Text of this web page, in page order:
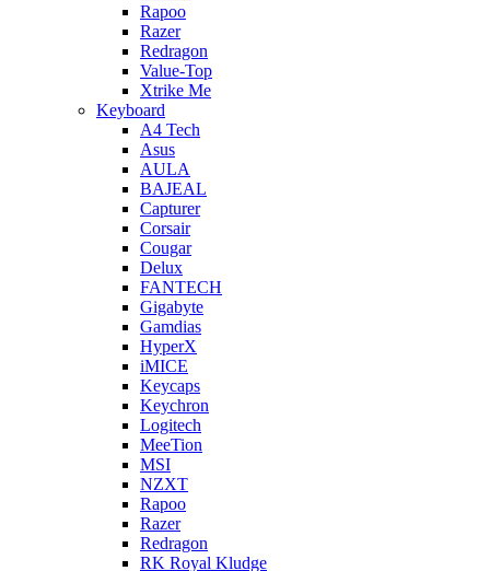
Rapoo
Razer
Redragon
Value-Top
Xtrike Me
Keyboard
A4 Tech
Asus
AULA
BAJEAL
Capturer
Corsair
Cougar
Delux
FANTECH
Gigabyte
Gamdias
HyperX
iMICE
Keycaps
Keychron
Logitech
MeeTion
MSI
NZXT
Rapoo
Razer
Redragon
RK Royal Kludge